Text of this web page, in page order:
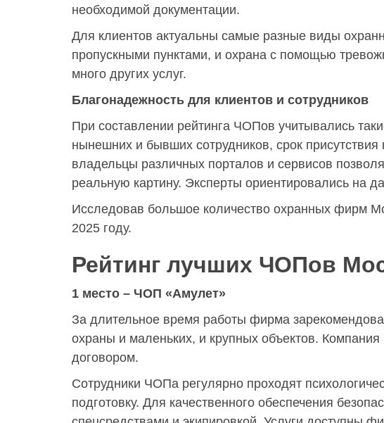
необходимой документации.
Для клиентов актуальны самые разные виды
пропускными пунктами, и охрана с помощью
много других услуг.
Благонадежность для клиентов и сотрудников
При составлении рейтинга ЧОПов учитывались
нынешних и бывших сотрудников, срок
владельцы различных порталов и сервисов
реальную картину. Эксперты ориентировались на
Исследовав большое количество охранных фирм
2025 году.
Рейтинг лучших ЧОПов
1 место – ЧОП «Амулет»
За длительное время работы фирма
охраны и маленьких, и крупных объектов. Компания
договором.
Сотрудники ЧОПа регулярно проходят
подготовку. Для качественного обеспечения